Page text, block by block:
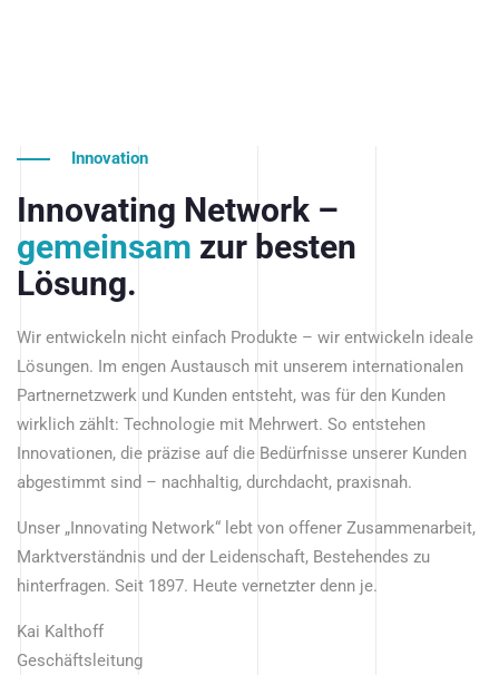
Innovation
Innovating Network –
gemeinsam zur besten
Lösung.
Wir entwickeln nicht einfach Produkte – wir entwickeln ideale
Lösungen. Im engen Austausch mit unserem internationalen
Partnernetzwerk und Kunden entsteht, was für den Kunden
wirklich zählt: Technologie mit Mehrwert. So entstehen
Innovationen, die präzise auf die Bedürfnisse unserer Kunden
abgestimmt sind – nachhaltig, durchdacht, praxisnah.
Unser „Innovating Network“ lebt von offener Zusammenarbeit,
Marktverständnis und der Leidenschaft, Bestehendes zu
hinterfragen. Seit 1897. Heute vernetzter denn je.
Kai Kalthoff
Geschäftsleitung